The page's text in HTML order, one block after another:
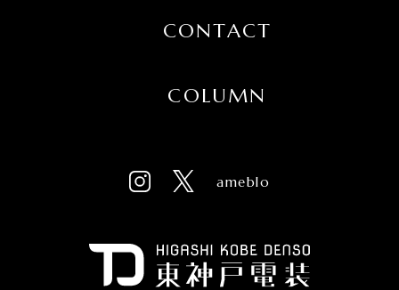
ameblo
CONTACT
COLUMN